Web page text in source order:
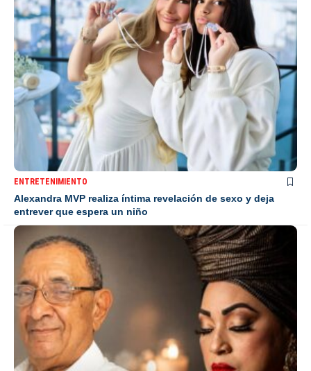
ENTRETENIMIENTO
Alexandra MVP realiza íntima revelación de sexo y deja
entrever que espera un niño